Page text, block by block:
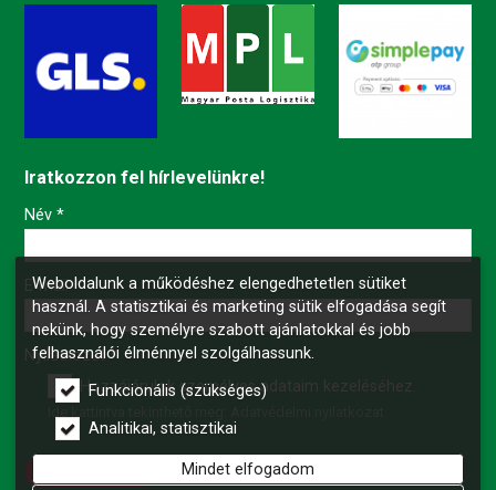
Iratkozzon fel hírlevelünkre!
-
-
-
Név *
E-mail*
Nyilatkozat*
Hozzájárulok személyes adataim kezeléséhez.
Weboldalunk a működéshez elengedhetetlen sütiket
használ. A statisztikai és marketing sütik elfogadása segít
nekünk, hogy személyre szabott ajánlatokkal és jobb
felhasználói élménnyel szolgálhassunk.
Funkcionális (szükséges)
Analitikai, statisztikai
Mindet elfogadom